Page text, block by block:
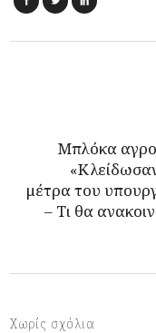
Μπλόκα
μέτρα του
– Τι θα
Χωρίς σχόλια